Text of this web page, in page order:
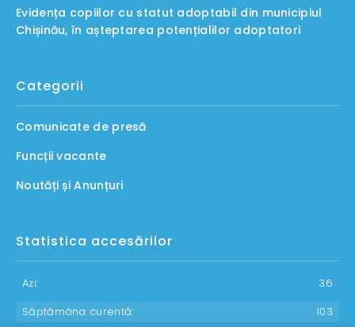
Evidența copiilor cu statut adoptabil din municipiul
Chișinău, în așteptarea potențialilor adoptatori
Categorii
Comunicate de presă
Funcții vacante
Noutăți și Anunțuri
Statistica accesărilor
Azi:
36
Săptămâna curentă:
103